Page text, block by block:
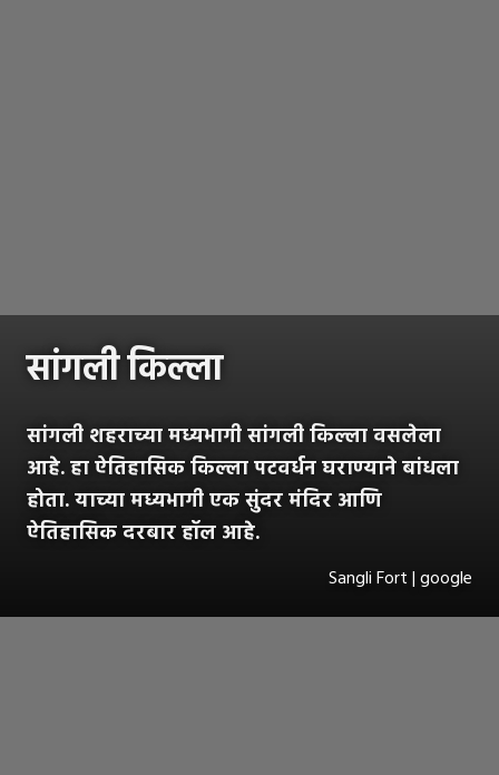
सांगली किल्ला
सांगली शहराच्या मध्यभागी सांगली किल्ला वसलेला
आहे. हा ऐतिहासिक किल्ला पटवर्धन घराण्याने बांधला
होता. याच्या मध्यभागी एक सुंदर मंदिर आणि
ऐतिहासिक दरबार हॉल आहे.
Sangli Fort | google